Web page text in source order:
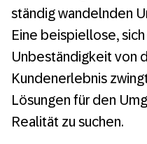
ständig wandelnden
Eine beispiellose,
Unbeständigkeit von
Kundenerlebnis
Lösungen für den
Realität zu suchen.